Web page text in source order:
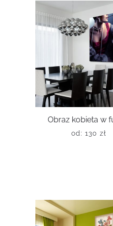
Obraz kobieta w
od: 130 zł